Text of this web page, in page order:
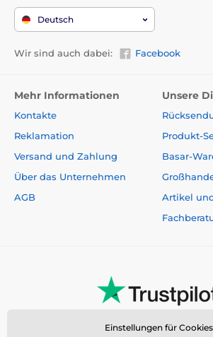
Deutsch
Wir sind auch dabei: Facebook
Mehr Informationen
Kontakte
Reklamation
Versand und Zahlung
Über das Unternehmen
AGB
Unsere
Produkt-
Basar-
Artikel
Einstellungen für Cookies